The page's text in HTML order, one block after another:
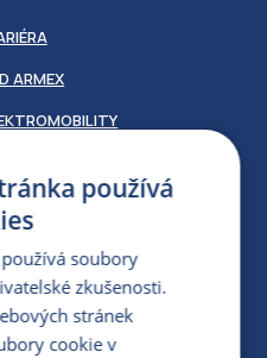
ARMEX
MÉDIA
SMLOUVĚ
154
používá
soubory
zkušenosti.
stránek
cookie v